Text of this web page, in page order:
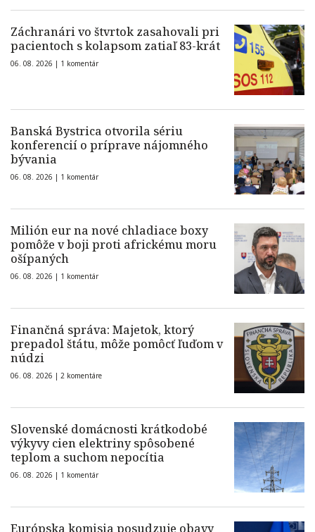
Záchranári vo štvrtok zasahovali pri
pacientoch s kolapsom zatiaľ 83-krát
06. 08. 2026 | 1 komentár
Banská Bystrica otvorila sériu
konferencií o príprave nájomného
bývania
06. 08. 2026 | 1 komentár
Milión eur na nové chladiace boxy
pomôže v boji proti africkému moru
ošípaných
06. 08. 2026 | 1 komentár
Finančná správa: Majetok, ktorý
prepadol štátu, môže pomôcť ľuďom v
núdzi
06. 08. 2026 | 2 komentáre
Slovenské domácnosti krátkodobé
výkyvy cien elektriny spôsobené
teplom a suchom nepocítia
06. 08. 2026 | 1 komentár
Európska komisia posudzuje obavy